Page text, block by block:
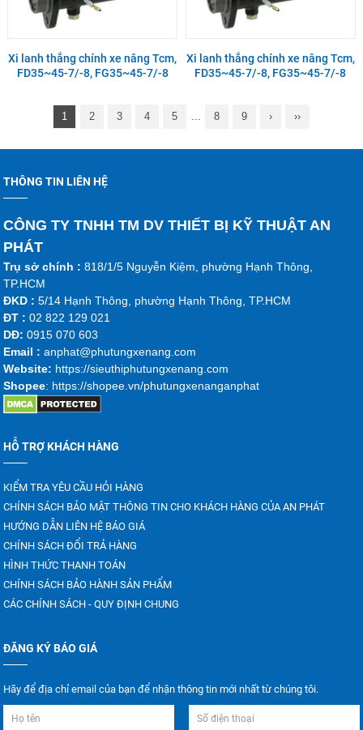
Xi lanh thắng chính xe nâng Tcm,
FD35~45-7/-8, FG35~45-7/-8
Xi lanh thắng chính xe nâng Tcm,
FD35~45-7/-8, FG35~45-7/-8
1 2 3 4 5 8 9 › ››
THÔNG TIN LIÊN HỆ
CÔNG TY TNHH TM DV THIẾT BỊ KỸ THUẬT AN
PHÁT
Trụ sở chính : 818/1/5 Nguyễn Kiệm, phường Hạnh Thông,
TP.HCM
ĐKD :5/14 Hạnh Thông, phường Hạnh Thông, TP.HCM
ĐT : 02 822 129 021
DĐ:0915 070 603
Email :anphat@phutungxenang.com
Website: https://sieuthiphutungxenang.com
Shopee: https://shopee.vn/phutungxenanganphat
HỖ TRỢ KHÁCH HÀNG
KIỂM TRA YÊU CẦU HỎI HÀNG
CHÍNH SÁCH BẢO MẬT THÔNG TIN CHO KHÁCH HÀNG CỦA AN PHÁT
HƯỚNG DẪN LIÊN HỆ BÁO GIÁ
CHÍNH SÁCH ĐỔI TRẢ HÀNG
HÌNH THỨC THANH TOÁN
CHÍNH SÁCH BẢO HÀNH SẢN PHẨM
CÁC CHÍNH SÁCH - QUY ĐỊNH CHUNG
ĐĂNG KÝ BÁO GIÁ
Hãy để địa chỉ email của bạn để nhận thông tin mới nhất từ chúng tôi.